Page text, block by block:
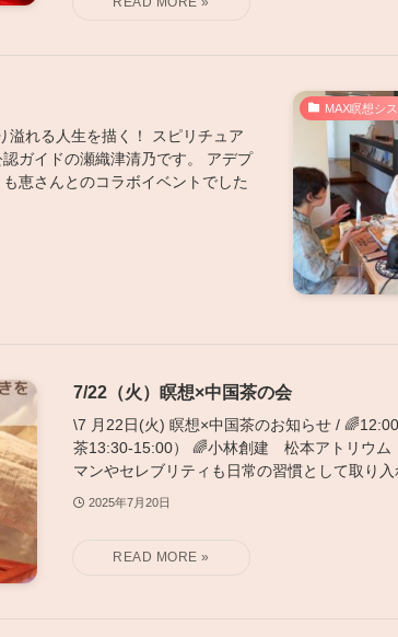
MAX瞑想シ
溢れる人生を描く！ スピリチュア
ガイドの瀬織津清乃です。 アデプ
恵さんとのコラボイベントでした
7/22（火）瞑想×中国茶の会
\7 月22日(火) 瞑想×中国茶のお知らせ /
茶13:30-15:00） 🌈小林創建 松本アトリウム
マンやセレブリティも日常の習慣として取り入
2025年7月20日